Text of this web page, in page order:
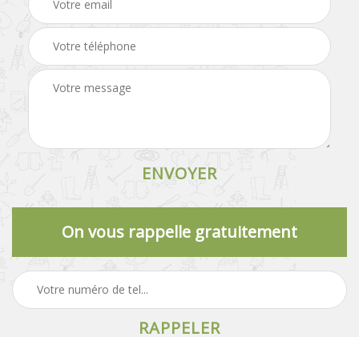
On vous rappelle gratuitement